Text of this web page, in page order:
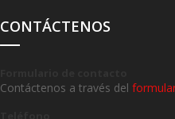
CONTÁCTENOS
Contáctenos a través del